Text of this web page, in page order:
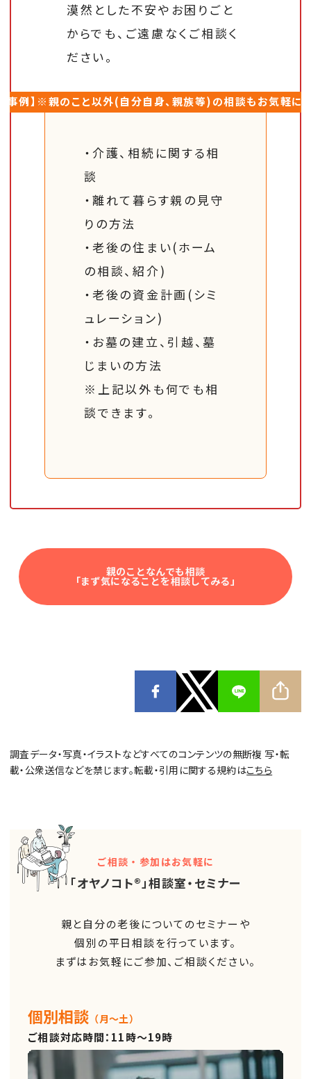
漠然とした不安やお困りごと
からでも、ご遠慮なくご相談く
ださい。
事例】※親のこと以外(自分自身、親族等)の相談もお気軽に
・介護、相続に関する相
談
・離れて暮らす親の見守
りの方法
・老後の住まい(ホーム
の相談、紹介)
・老後の資金計画(シミ
ュレーション)
・お墓の建立、引越、墓
じまいの方法
※上記以外も何でも相
談できます。
親のことなんでも相談
「まず気になることを相談してみる」
調査データ・写真・イラストなどすべてのコンテンツの無断複 写・転
載・公衆送信などを禁じます。転載・引用に関する規約はこちら
ご相談・参加はお気軽に
「オヤノコト®」相談室・セミナー
親と自分の老後についてのセミナーや
個別の平日相談を行っています。
まずはお気軽にご参加、ご相談ください。
個別相談 （月～土）
ご相談対応時間：11時～19時